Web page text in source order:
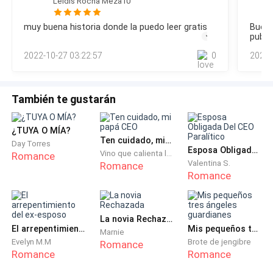
Hola, soy Giotto Marchetti y vengo a mostrarte lo
tampoco estoy de acuerdo en eso, pero es algo temporal…
sé qué saldrá de eso y Alek, tomará su lugar nuevamente.Yo
quería ser libre y encontré mi libertad en Alek. Giotto quería
siempre fue un niño rebelde
muy buena historia donde la puedo leer gratis
2022-10-27 03:22:57 0
También te gustarán
¿TUYA O MÍA?
Day Torres
Romance
Ten cuidado, mi papá CEO
Romance
Esposa Obligada Del CEO Paralítico
Valentina S.
Romance
El arrepentimiento del ex-esposo
Evelyn M.M
Romance
La novia Rechazada
Marnie
Romance
Mis pequeños tres ángeles guardianes
Brote de jengibre
Romance